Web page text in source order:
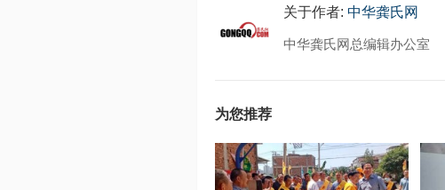
关于作者: 中华龚氏网
中华龚氏网总编辑办公室
为您推荐